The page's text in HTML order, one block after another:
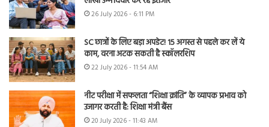
26 July 2026 - 6:11 PM
SC छात्रों के लिए बड़ा अपडेट! 15 अगस्त से पहले कर लें ये
काम, वरना अटक सकती है स्कॉलरशिप
22 July 2026 - 11:54 AM
नीट परीक्षा में सफलता “शिक्षा क्रांति” के व्यापक प्रभाव को
उजागर करती है: शिक्षा मंत्री बैंस
20 July 2026 - 11:43 AM